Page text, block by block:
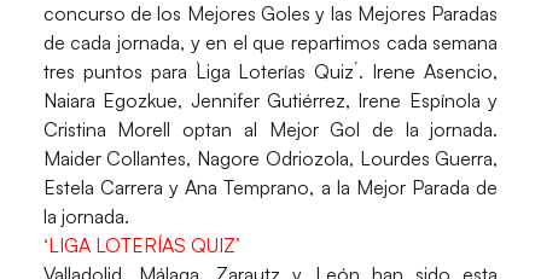
concurso de los Mejores Goles y las Mejores Paradas
de cada jornada, y en el que repartimos cada semana
tres puntos para `Liga Loterías Quiz´. Irene Asencio,
Naiara Egozkue, Jennifer Gutiérrez, Irene Espínola y
Cristina Morell optan al Mejor Gol de la jornada.
Maider Collantes, Nagore Odriozola, Lourdes Guerra,
Estela Carrera y Ana Temprano, a la Mejor Parada de
la jornada.
‘LIGA LOTERÍAS QUIZ’